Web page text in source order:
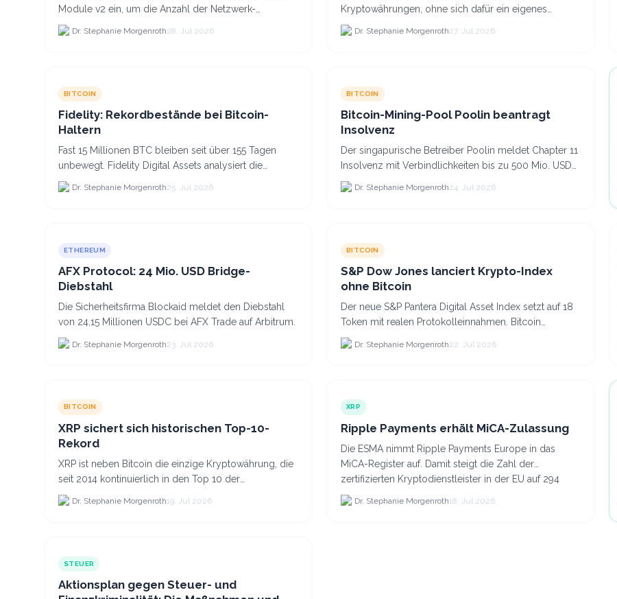
Module v2 ein, um die Anzahl der Netzwerk-
Validatoren von 880.000 auf etwa 628.
Dr. Stephanie Morgenroth28. Jul 2026
Kryptowährungen, ohne sich dafür ein eigenes
Krypto-Wallet einrichten zu müssen. Dazu kommt,
dass viele nicht nur Bitcoin h...
Dr. Stephanie Morgenroth27. Jul 2026
BITCOIN
Fidelity: Rekordbestände bei Bitcoin-
Haltern
Fast 15 Millionen BTC bleiben seit über 155 Tagen
unbewegt. Fidelity Digital Assets analysiert die
Anlegerüberzeugung trotz Kursverlusten und einem
BTC-Preis.
Dr. Stephanie Morgenroth25. Jul 2026
BITCOIN
Bitcoin-Mining-Pool Poolin beantragt
Insolvenz
Der singapurische Betreiber Poolin meldet Chapter 11
Insolvenz mit Verbindlichkeiten bis zu 500 Mio. USD
und plant den Verkauf zweier Texas-Standorte für.
Dr. Stephanie Morgenroth24. Jul 2026
ETHEREUM
AFX Protocol: 24 Mio. USD Bridge-
Diebstahl
Die Sicherheitsfirma Blockaid meldet den Diebstahl
von 24,15 Millionen USDC bei AFX Trade auf Arbitrum.
Dr. Stephanie Morgenroth23. Jul 2026
BITCOIN
S&P Dow Jones lanciert Krypto-Index
ohne Bitcoin
Der neue S&P Pantera Digital Asset Index setzt auf 18
Token mit realen Protokolleinnahmen. Bitcoin
scheidet aufgrund fehlender Erträge für Halter aus
dem.
Dr. Stephanie Morgenroth22. Jul 2026
BITCOIN
XRP sichert sich historischen Top-10-
Rekord
XRP ist neben Bitcoin die einzige Kryptowährung, die
seit 2014 kontinuierlich in den Top 10 der
Marktkapitalisierung verblieb.
Dr. Stephanie Morgenroth19. Jul 2026
XRP
Ripple Payments erhält MiCA-Zulassung
Die ESMA nimmt Ripple Payments Europe in das
MiCA-Register auf. Damit steigt die Zahl der
zertifizierten Kryptodienstleister in der EU auf 294
Unternehmen, was.
Dr. Stephanie Morgenroth18. Jul 2026
STEUER
Aktionsplan gegen Steuer- und